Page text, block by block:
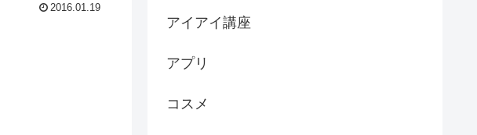
2016.01.19
アイアイ講座
アプリ
コスメ